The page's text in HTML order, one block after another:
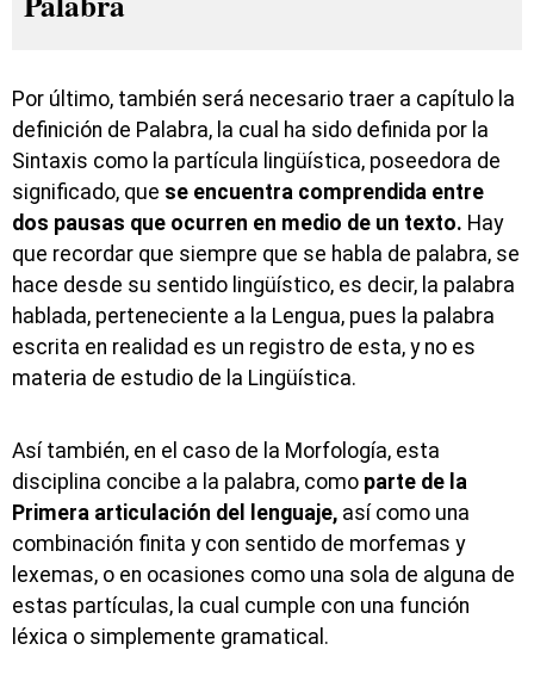
Por último, también será necesario traer a capítulo la
definición de Palabra, la cual ha sido definida por la
Sintaxis como la partícula lingüística, poseedora de
significado, que se encuentra comprendida entre
dos pausas que ocurren en medio de un texto. Hay
que recordar que siempre que se habla de palabra, se
hace desde su sentido lingüístico, es decir, la palabra
hablada, perteneciente a la Lengua, pues la palabra
escrita en realidad es un registro de esta, y no es
materia de estudio de la Lingüística.
Así también, en el caso de la Morfología, esta
disciplina concibe a la palabra, como parte de la
Primera articulación del lenguaje, así como una
combinación finita y con sentido de morfemas y
lexemas, o en ocasiones como una sola de alguna de
estas partículas, la cual cumple con una función
léxica o simplemente gramatical.